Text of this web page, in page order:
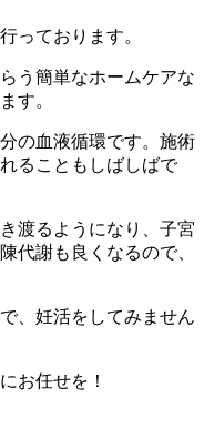
っております。
う簡単なホームケアな
す。
の血液循環です。施術
ることもしばしばで
渡るようになり、子宮
代謝も良くなるので、
、妊活をしてみません
お任せを！